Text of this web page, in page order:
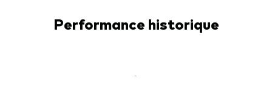
Performance historique
-